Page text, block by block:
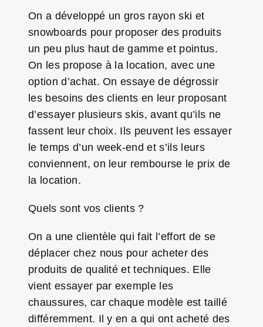
On a développé un gros rayon ski et
snowboards pour proposer des produits
un peu plus haut de gamme et pointus.
On les propose à la location, avec une
option d’achat. On essaye de dégrossir
les besoins des clients en leur proposant
d’essayer plusieurs skis, avant qu’ils ne
fassent leur choix. Ils peuvent les essayer
le temps d’un week-end et s’ils leurs
conviennent, on leur rembourse le prix de
la location.
Quels sont vos clients ?
On a une clientèle qui fait l’effort de se
déplacer chez nous pour acheter des
produits de qualité et techniques. Elle
vient essayer par exemple les
chaussures, car chaque modèle est taillé
différemment. Il y en a qui ont acheté des